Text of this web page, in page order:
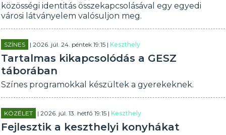
közösségi identitás összekapcsolásával egy egyedi
városi látványelem valósuljon meg.
SZÍNES | 2026. júl. 24. péntek 19:15 |Keszthely
Tartalmas kikapcsolódás a GESZ
táborában
Színes programokkal készültek a gyerekeknek.
KÖZÉLET | 2026. júl. 13. hétfő 19:15 |Keszthely
Fejlesztik a keszthelyi konyhákat